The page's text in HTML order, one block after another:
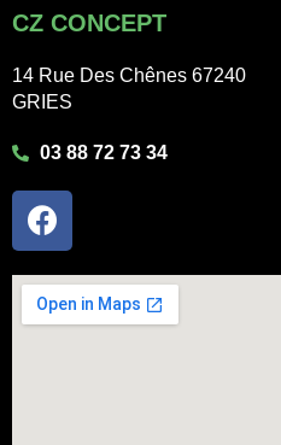
CZ CONCEPT
14 Rue Des Chênes 67240
GRIES
03 88 72 73 34
F
a
e
b